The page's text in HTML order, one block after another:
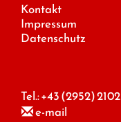
Kontakt
Impressum
Datenschutz
Tel.:+43 (2952) 2102
e-mail